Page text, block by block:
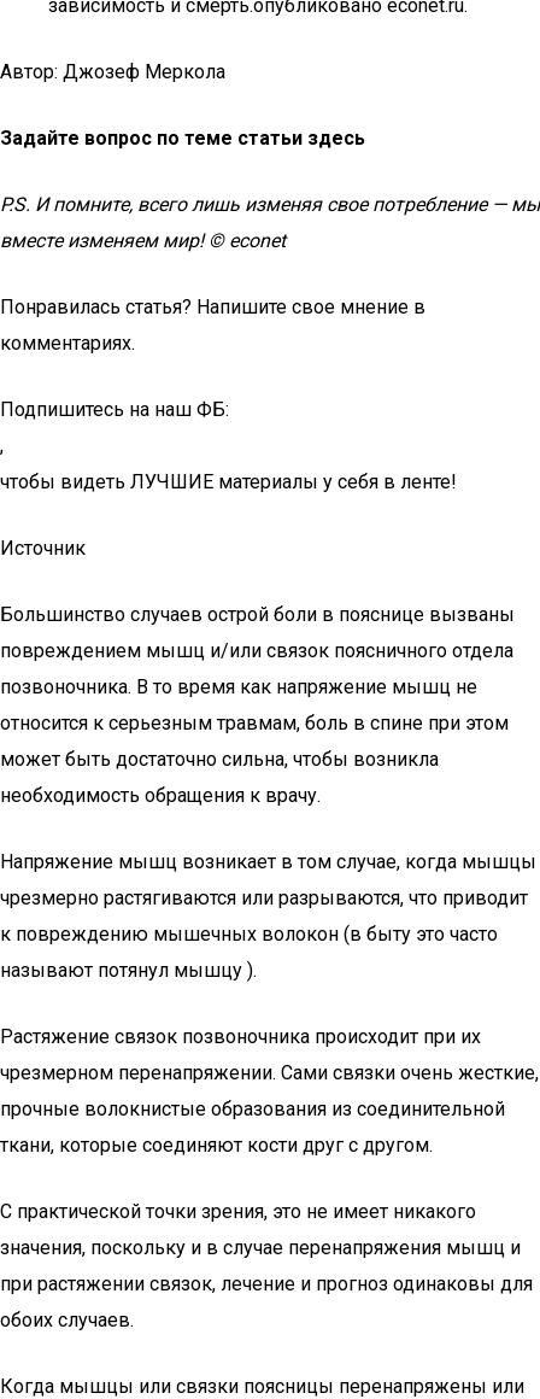
зависимость и смерть.опубликовано econet.ru.
Автор: Джозеф Меркола
Задайте вопрос по теме статьи здесь
P.S. И помните, всего лишь изменяя свое потребление — мы
вместе изменяем мир! © econet
Понравилась статья? Напишите свое мнение в
комментариях.
Подпишитесь на наш ФБ:
,
чтобы видеть ЛУЧШИЕ материалы у себя в ленте!
Источник
Большинство случаев острой боли в пояснице вызваны
повреждением мышц и/или связок поясничного отдела
позвоночника. В то время как напряжение мышц не
относится к серьезным травмам, боль в спине при этом
может быть достаточно сильна, чтобы возникла
необходимость обращения к врачу.
Напряжение мышц возникает в том случае, когда мышцы
чрезмерно растягиваются или разрываются, что приводит
к повреждению мышечных волокон (в быту это часто
называют потянул мышцу ).
Растяжение связок позвоночника происходит при их
чрезмерном перенапряжении. Сами связки очень жесткие,
прочные волокнистые образования из соединительной
ткани, которые соединяют кости друг с другом.
С практической точки зрения, это не имеет никакого
значения, поскольку и в случае перенапряжения мышц и
при растяжении связок, лечение и прогноз одинаковы для
обоих случаев.
Когда мышцы или связки поясницы перенапряжены или